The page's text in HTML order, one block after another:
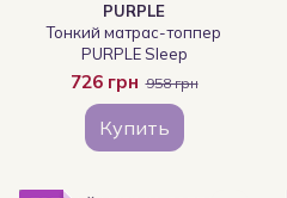
PURPLE
Тонкий матраc-топпер
PURPLE Sleep
726 грн 958 грн
Купить